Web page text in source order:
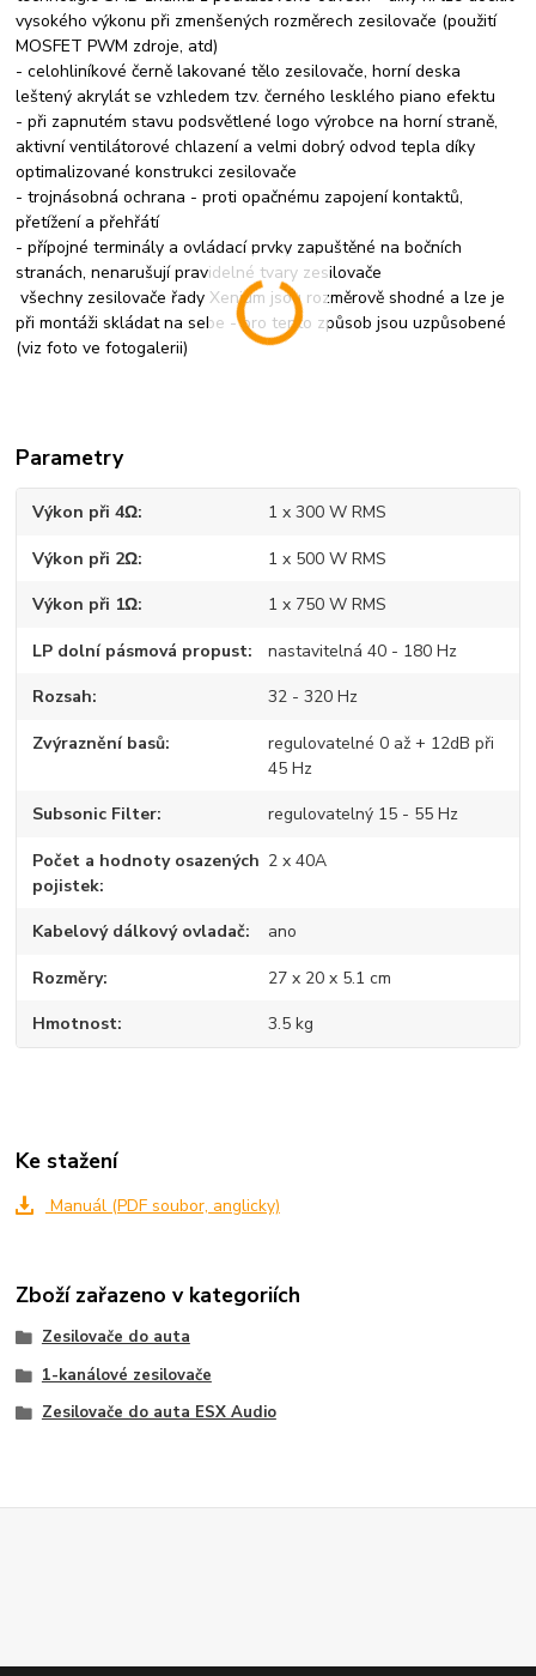
vysokého výkonu při zmenšených rozměrech zesilovače (použití
MOSFET PWM zdroje, atd)
- celohliníkové černě lakované tělo zesilovače, horní deska
leštený akrylát se vzhledem tzv. černého lesklého piano efektu
- při zapnutém stavu podsvětlené logo výrobce na horní straně,
aktivní ventilátorové chlazení a velmi dobrý odvod tepla díky
optimalizované konstrukci zesilovače
- trojnásobná ochrana - proti opačnému zapojení kontaktů,
přetížení a přehřátí
- přípojné terminály a ovládací prvky zapuštěné na bočních
stranách, nenarušují pravidelné tvary zesilovače
všechny zesilovače řady Xenium jsou rozměrově shodné a lze je
při montáži skládat na sebe - pro tento způsob jsou uzpůsobené
(viz foto ve fotogalerii)
Parametry
Výkon při 4Ω 1 x 300 W RMS
Výkon při 2Ω 1 x 500 W RMS
Výkon při 1Ω 1 x 750 W RMS
LP dolní pásmová propust nastavitelná 40 - 180 Hz
Rozsah 32 - 320 Hz
Zvýraznění basů
regulovatelné 0 až + 12dB při
45 Hz
Subsonic Filter regulovatelný 15 - 55 Hz
Počet a hodnoty osazených
pojistek
2 x 40A
Kabelový dálkový ovladač ano
Rozměry 27 x 20 x 5.1 cm
Hmotnost 3.5 kg
Ke stažení
Manuál (PDF soubor, anglicky)
Zboží zařazeno v kategoriích
Zesilovače do auta
1-kanálové zesilovače
Zesilovače do auta ESX Audio